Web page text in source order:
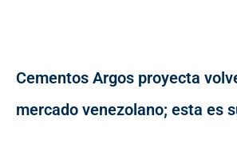
Cementos Argos proyecta
mercado venezolano; esta es